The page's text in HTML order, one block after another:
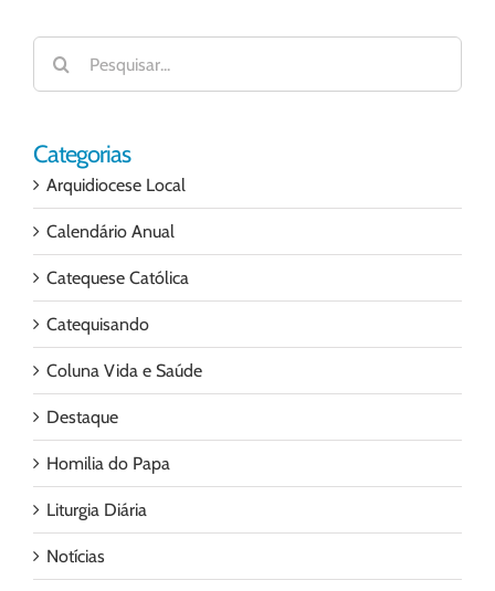
Buscar
resultados
para:
Categorias
Arquidiocese Local
Calendário Anual
Catequese Católica
Catequisando
Coluna Vida e Saúde
Destaque
Homilia do Papa
Liturgia Diária
Notícias